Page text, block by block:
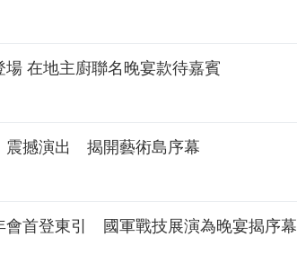
在地主廚聯名晚宴款待嘉賓
震撼演出 揭開藝術島序幕
會首登東引 國軍戰技展演為晚宴揭序幕